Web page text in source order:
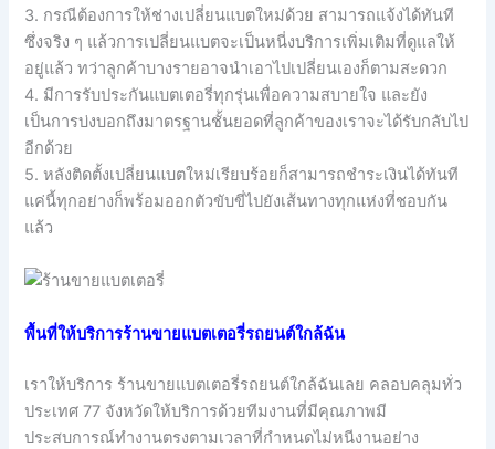
3. กรณีต้องการให้ช่างเปลี่ยนแบตใหม่ด้วย สามารถแจ้งได้ทันที
ซึ่งจริง ๆ แล้วการเปลี่ยนแบตจะเป็นหนี่งบริการเพิ่มเติมที่ดูแลให้
อยู่แล้ว ทว่าลูกค้าบางรายอาจนำเอาไปเปลี่ยนเองก็ตามสะดวก
4. มีการรับประกันแบตเตอรี่ทุกรุ่นเพื่อความสบายใจ และยัง
เป็นการบ่งบอกถึงมาตรฐานชั้นยอดที่ลูกค้าของเราจะได้รับกลับไป
อีกด้วย
5. หลังติดตั้งเปลี่ยนแบตใหม่เรียบร้อยก็สามารถชำระเงินได้ทันที
แค่นี้ทุกอย่างก็พร้อมออกตัวขับขี่ไปยังเส้นทางทุกแห่งที่ชอบกัน
แล้ว
พื้นที่ให้บริการร้านขายแบตเตอรี่รถยนต์ใกล้ฉัน
เราให้บริการ ร้านขายแบตเตอรี่รถยนต์ใกล้ฉันเลย คลอบคลุมทั่ว
ประเทศ 77 จังหวัดให้บริการด้วยทีมงานที่มีคุณภาพมี
ประสบการณ์ทำงานตรงตามเวลาที่กำหนดไม่หนีงานอย่าง